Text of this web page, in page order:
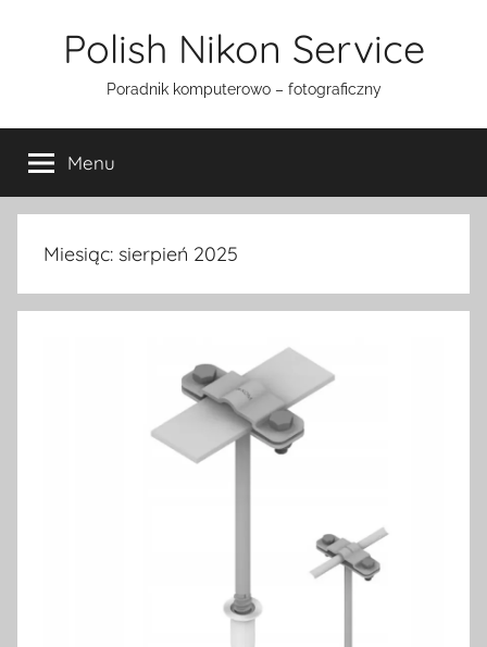
Polish Nikon Service
Poradnik komputerowo – fotograficzny
Menu
Miesiąc: sierpień 2025